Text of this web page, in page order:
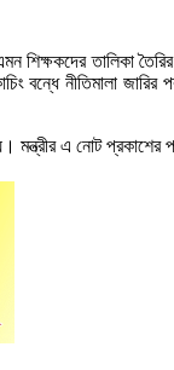
শিক্ষকদের তালিকা
নীতিমালা
মন্ত্রীর এ নোট প্রকাশের